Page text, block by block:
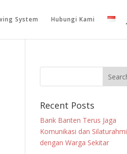
System Hubungi Kami
Recent Posts
Bank Banten Terus Jaga
Komunikasi dan Silaturahmi
dengan Warga Sekitar